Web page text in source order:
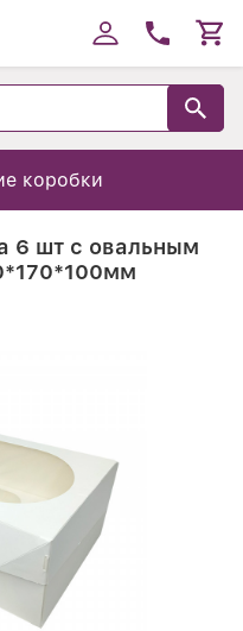
коробки
6 шт с овальным